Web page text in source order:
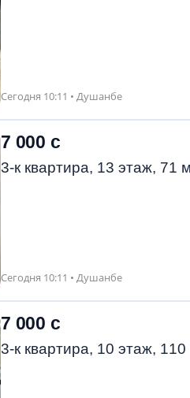
Сегодня 10:11 • Душанбе
7 000 с
3-к квартира, 13 этаж, 71
Сегодня 10:11 • Душанбе
7 000 с
3-к квартира, 10 этаж,